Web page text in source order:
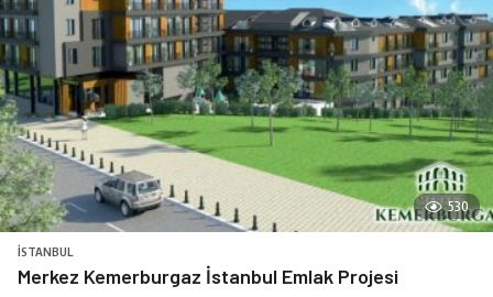
530
İSTANBUL
Merkez Kemerburgaz İstanbul Emlak Projesi